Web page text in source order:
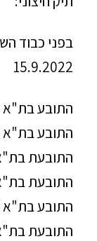
בפני כבוד
15.9.2022
התובע בת"א 36883-07-16:
התובע בת"א 36911-07-16:
התובעת בת"א 36940-
התובעת בת"א 37019-
התובע בת"א 37094-07-16:
התובעת בת"א 37107-